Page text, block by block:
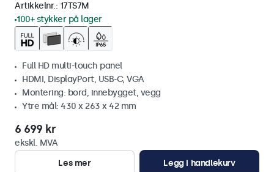
Artikkelnr.: 17TS7M
100+ stykker på lager
Full HD multi-touch panel
HDMI, DisplayPort, USB-C, VGA
Montering: bord, innebygget, vegg
Ytre mål: 430 x 263 x 42 mm
6 699 kr
ekskl. MVA
Les mer
Legg i handlekurv